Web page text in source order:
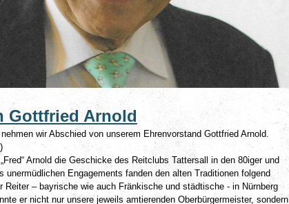
Gottfried Arnold
wir Abschied von unserem Ehrenvorstand Gottfried Arnold.
Arnold die Geschicke des Reitclubs Tattersall in den 80iger und
unermüdlichen Engagements fanden den alten Traditionen folgend
Reiter – bayrische wie auch Fränkische und städtische - in Nürnberg
er nicht nur unsere jeweils amtierenden Oberbürgermeister, sondern